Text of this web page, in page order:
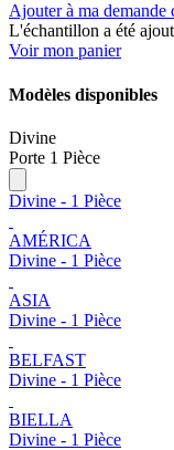
Ajouter à ma demande
L'échantillon a été
Voir mon panier
Modèles disponibles
Divine
Porte 1 Pièce
Divine - 1 Pièce
AMÉRICA
Divine - 1 Pièce
ASIA
Divine - 1 Pièce
BELFAST
Divine - 1 Pièce
BIELLA
Divine - 1 Pièce